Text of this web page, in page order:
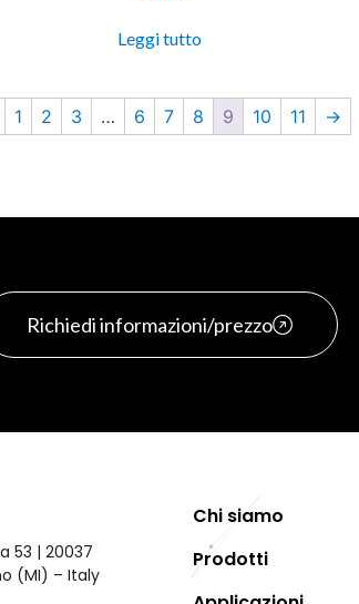
Leggi tutto
1 2 3 … 6 7 8 9 10 11 →
Richiedi informazioni/prezzo
53 | 20037
(MI) – Italy
Chi siamo
Prodotti